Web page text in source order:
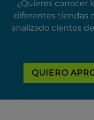
¿Quieres conocer
diferentes tiendas
analizado cientos
QUIERO